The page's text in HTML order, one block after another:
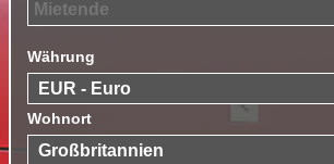
Währung
Wohnort